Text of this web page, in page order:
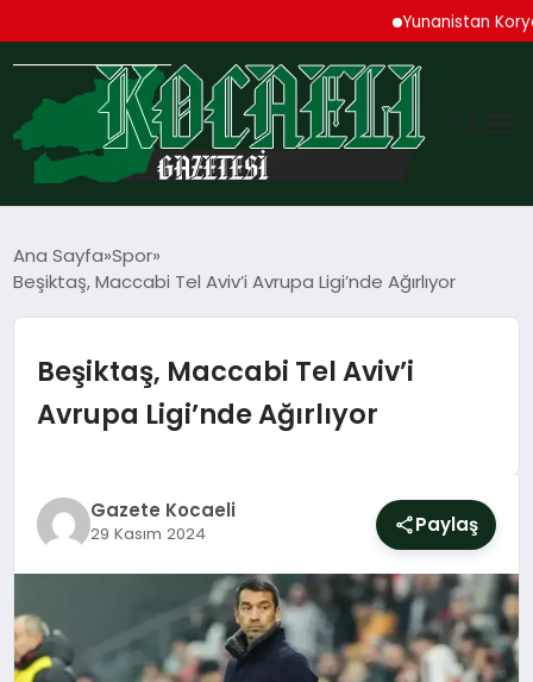
Yunanistan
TEKNOLOJI
EKONOMI
SPOR
SIYASET
DÜNYA
Ana Sayfa Spor
Beşiktaş, Maccabi Tel Aviv’i Avrupa Ligi’nde Ağırlıyor
Beşiktaş, Maccabi Tel Aviv’i
Avrupa Ligi’nde Ağırlıyor
Gazete Kocaeli
29 Kasım 2024 Paylaş